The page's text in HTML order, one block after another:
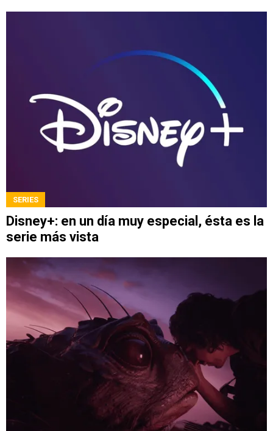
SERIES
Disney+: en un día muy especial, ésta es la
serie más vista